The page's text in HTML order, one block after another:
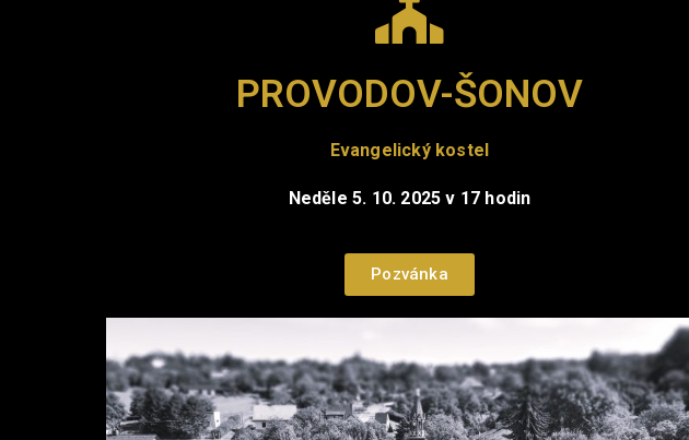
PROVODOV-ŠONOV
Evangelický kostel
Neděle 5. 10. 2025 v 17 hodin
Pozvánka